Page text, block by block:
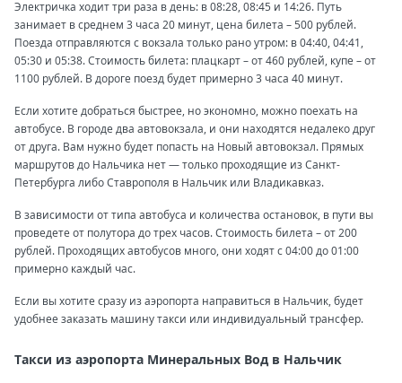
Электричка ходит три раза в день: в 08:28, 08:45 и 14:26. Путь
занимает в среднем 3 часа 20 минут, цена билета – 500 рублей.
Поезда отправляются с вокзала только рано утром: в 04:40, 04:41,
05:30 и 05:38. Стоимость билета: плацкарт – от 460 рублей, купе – от
1100 рублей. В дороге поезд будет примерно 3 часа 40 минут.
Если хотите добраться быстрее, но экономно, можно поехать на
автобусе. В городе два автовокзала, и они находятся недалеко друг
от друга. Вам нужно будет попасть на Новый автовокзал. Прямых
маршрутов до Нальчика нет — только проходящие из Санкт-
Петербурга либо Ставрополя в Нальчик или Владикавказ.
В зависимости от типа автобуса и количества остановок, в пути вы
проведете от полутора до трех часов. Стоимость билета – от 200
рублей. Проходящих автобусов много, они ходят с 04:00 до 01:00
примерно каждый час.
Если вы хотите сразу из аэропорта направиться в Нальчик, будет
удобнее заказать машину такси или индивидуальный трансфер.
Такси из аэропорта Минеральных Вод в Нальчик